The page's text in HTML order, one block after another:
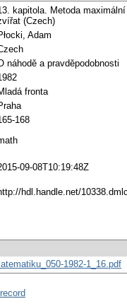
kapitola. Metoda
(Czech)
Adam
náhodě a pravděpodobnosti
fronta
168
09-08T10:19:48Z
hdl.handle.net/
1982-1_16.pdf